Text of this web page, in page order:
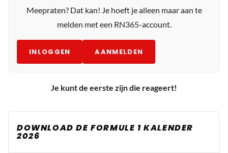
Meepraten? Dat kan! Je hoeft je alleen maar aan te
melden met een RN365-account.
INLOGGEN AANMELDEN
Je kunt de eerste zijn die reageert!
DOWNLOAD DE FORMULE 1 KALENDER
2026